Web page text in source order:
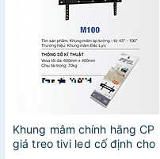
Khung mâm chính hãng CP
giá treo tivi led cố định cho